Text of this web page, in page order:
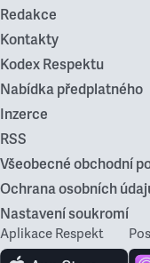
Redakce
Kontakty
Kodex Respektu
Nabídka předplatného
Inzerce
RSS
Všeobecné obchodní
Ochrana osobních
Nastavení soukromí
Aplikace Respekt